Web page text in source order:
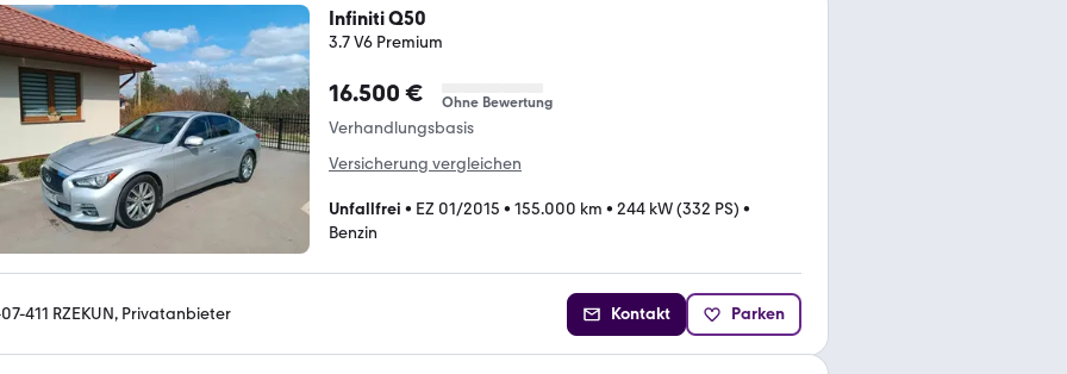
Infiniti Q50
3.7 V6 Premium
16.500 € Ohne Bewertung
Verhandlungsbasis
Versicherung vergleichen
Unfallfrei • EZ 01/2015 • 155.000 km • 244 kW (332 PS) •
Benzin
07-411 RZEKUN, Privatanbieter Kontakt Parken